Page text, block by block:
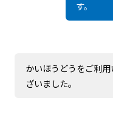
す。
かいほうどうをご利
ざいました。